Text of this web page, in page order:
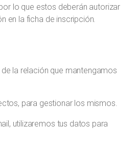
lo que estos deberán autorizar
en la ficha de inscripción.
la relación que mantengamos
para gestionar los mismos.
utilizaremos tus datos para